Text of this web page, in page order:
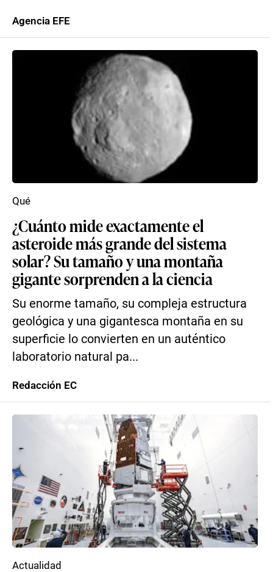
Agencia EFE
¿Cuánto mide exactamente el
asteroide más grande del sistema
solar? Su tamaño y una montaña
gigante sorprenden a la ciencia
Su enorme tamaño, su compleja estructura
geológica y una gigantesca montaña en su
superficie lo convierten en un auténtico
laboratorio natural pa...
Qué
Redacción EC
Actualidad